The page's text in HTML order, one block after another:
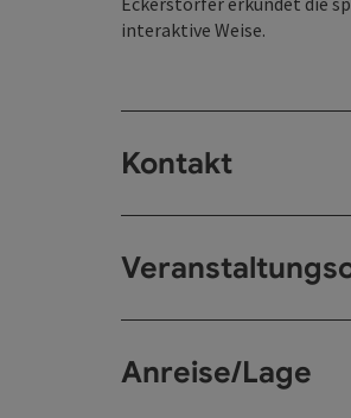
interaktive Weise.
Kontakt
Anreise/Lage